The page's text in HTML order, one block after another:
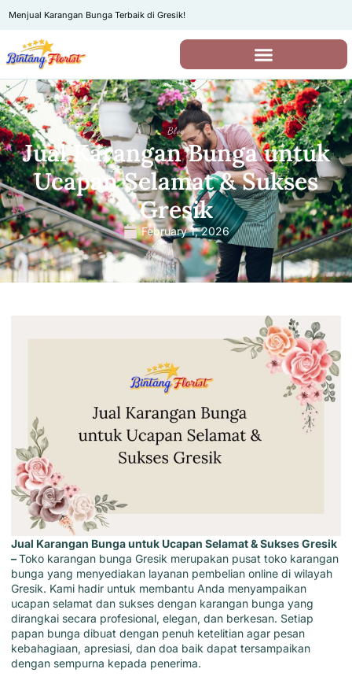
Menjual Karangan Bunga Terbaik di Gresik!
Blog
Jual Karangan Bunga untuk
Ucapan Selamat & Sukses
Gresik
February 1, 2026
Jual Karangan Bunga untuk Ucapan Selamat & Sukses Gresik
–Toko karangan bunga Gresik merupakan pusat toko karangan
bunga yang menyediakan layanan pembelian online di wilayah
Gresik. Kami hadir untuk membantu Anda menyampaikan
ucapan selamat dan sukses dengan karangan bunga yang
dirangkai secara profesional, elegan, dan berkesan. Setiap
papan bunga dibuat dengan penuh ketelitian agar pesan
kebahagiaan, apresiasi, dan doa baik dapat tersampaikan
dengan sempurna kepada penerima.